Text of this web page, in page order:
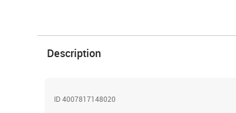
Description
ID 4007817148020